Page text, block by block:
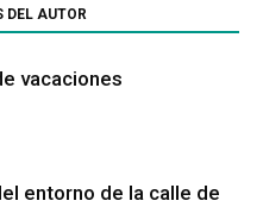
DEL AUTOR
vacaciones
entorno de la calle de